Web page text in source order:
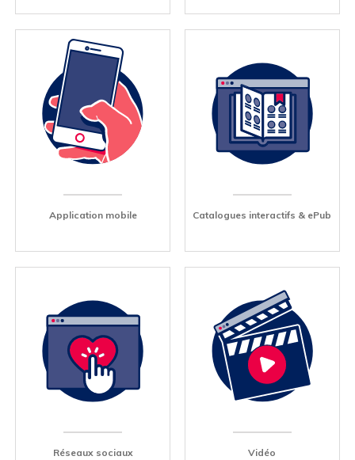
Application mobile Catalogues interactifs & ePub
Réseaux sociaux Vidéo